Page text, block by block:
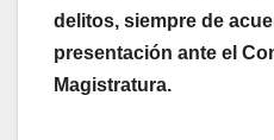
delitos, siempre de
presentación ante el
Magistratura.